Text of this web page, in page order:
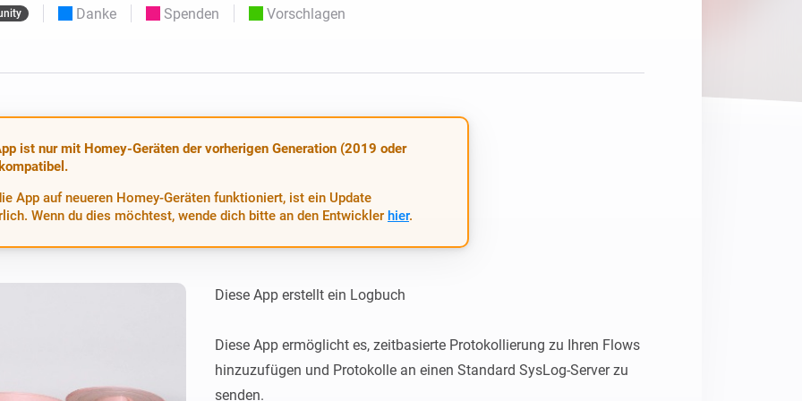
Homey Energy Dongle
Hauses in Echtzeit.
Homey Pro
deinem Ethernet-Netzwerk
Moods
Wähle oder erstelle Voreinstellungen für die
Danke Spenden Vorschlagen
ist nur mit Homey-Geräten der vorherigen Generation (2019 oder
App auf neueren Homey-Geräten funktioniert, ist ein Update
Wenn du dies möchtest, wende dich bitte an den Entwickler hier.
Diese App erstellt ein Logbuch
Diese App ermöglicht es, zeitbasierte Protokollierung zu Ihren Flows
hinzuzufügen und Protokolle an einen Standard SysLog-Server zu
senden.